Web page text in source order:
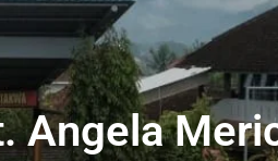
Angela